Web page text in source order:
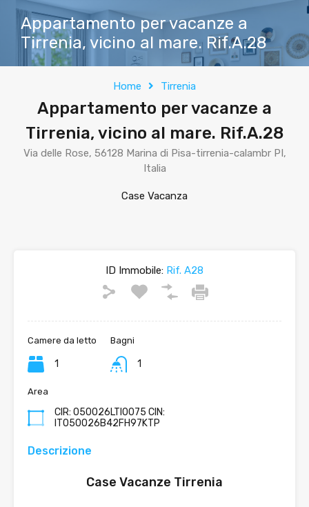
Appartamento per vacanze a
Tirrenia, vicino al mare. Rif.A.28
Home Tirrenia
Appartamento per vacanze a
Tirrenia, vicino al mare. Rif.A.28
Via delle Rose, 56128 Marina di Pisa-tirrenia-calambr PI,
Italia
Case Vacanza
ID Immobile: Rif. A28
Camere da letto
1
Bagni
1
Area
CIR: 050026LTI0075 CIN:
IT050026B42FH97KTP
Descrizione
Case Vacanze Tirrenia